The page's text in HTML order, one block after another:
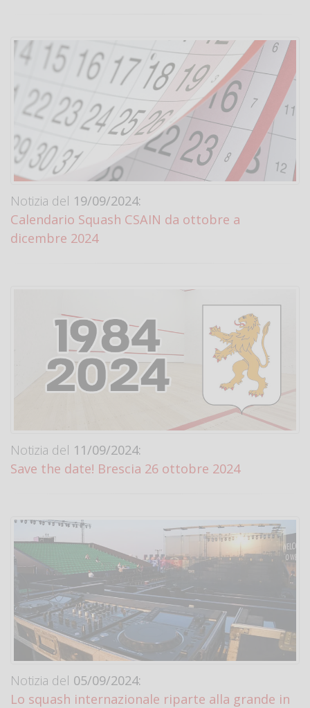
Notizia del 19/09/2024:
Calendario Squash CSAIN da ottobre a
dicembre 2024
Notizia del 11/09/2024:
Save the date! Brescia 26 ottobre 2024
Notizia del 05/09/2024:
Lo squash internazionale riparte alla grande in